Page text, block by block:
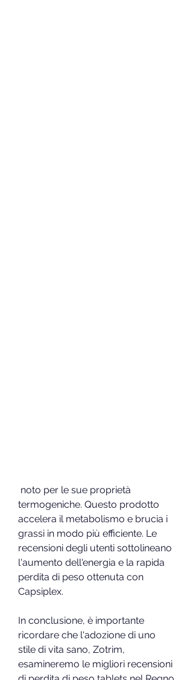
termogeniche. Questo prodotto
accelera il metabolismo e brucia i
grassi in modo più efficiente. Le
recensioni degli utenti sottolineano
l'aumento dell'energia e la rapida
perdita di peso ottenuta con
Capsiplex.
In conclusione, è importante
ricordare che l'adozione di uno
stile di vita sano, Zotrim,
esamineremo le migliori recensioni